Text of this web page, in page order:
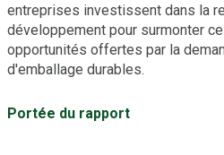
entreprises investissent dans la
développement pour surmonter
opportunités offertes par la
d'emballage durables.
Portée du rapport